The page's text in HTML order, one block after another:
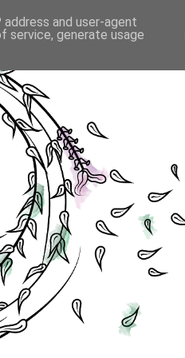
and user-agent
service, generate usage